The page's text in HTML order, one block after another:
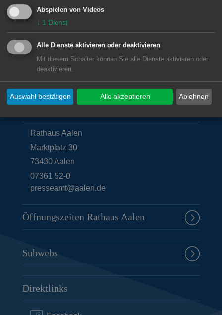
Jugendbereich ab 15 Uhr.
© Stadt Aalen, 31.10.2024
Rathaus Aalen
Marktplatz 30
73430Aalen
07361 52-0
presseamt@aalen.de
Öffnungszeiten Rathaus Aalen
Subwebs
Direktlinks
Abspielen von Videos
↓ 1 Dienst
Alle Dienste aktivieren oder deaktivieren
Mit diesem Schalter können Sie alle Dienste aktivieren oder
deaktivieren.
Ablehnen
Auswahl bestätigen Alle akzeptieren